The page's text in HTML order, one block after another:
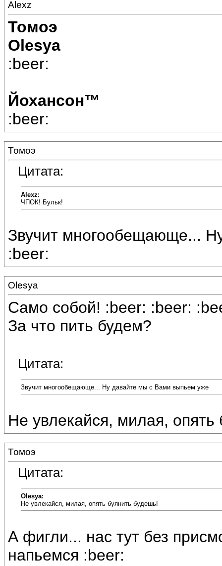
Alexz
Томоэ
Olesya
:beer:
Йохансон™
:beer:
Томоэ
Цитата:
Alexz:
ЧПОК! Бульк!
Звучит многообещающе...
:beer:
Olesya
Само собой! :beer: :beer:
За что пить будем?
Цитата:
Звучит многообещающе... Ну давайте мы с Вами выпьем уже
Не увлекайся, милая,
Томоэ
Цитата:
Olesya:
Не увлекайся, милая, опять буянить будешь!
А фигли... нас тут без
напьемся :beer: